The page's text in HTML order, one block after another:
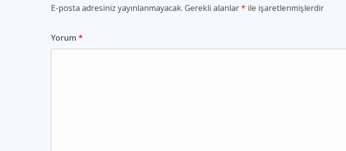
E-posta adresiniz yayınlanmayacak. Gerekli alanlar* ile işaretlenmişlerdir
Yorum *